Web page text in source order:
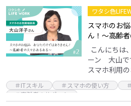
ワタシ色
スマホのお
ん！～高齢
こんにちは
ーン 大山で
スマホ利用
若い人にはび
たくさんあり
で皆…
＃ITスキル ＃スマホの使い方
＃高齢者のサポート